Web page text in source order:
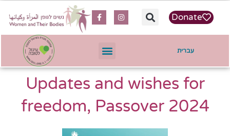
Donate
עברית
Updates and wishes for
freedom, Passover 2024